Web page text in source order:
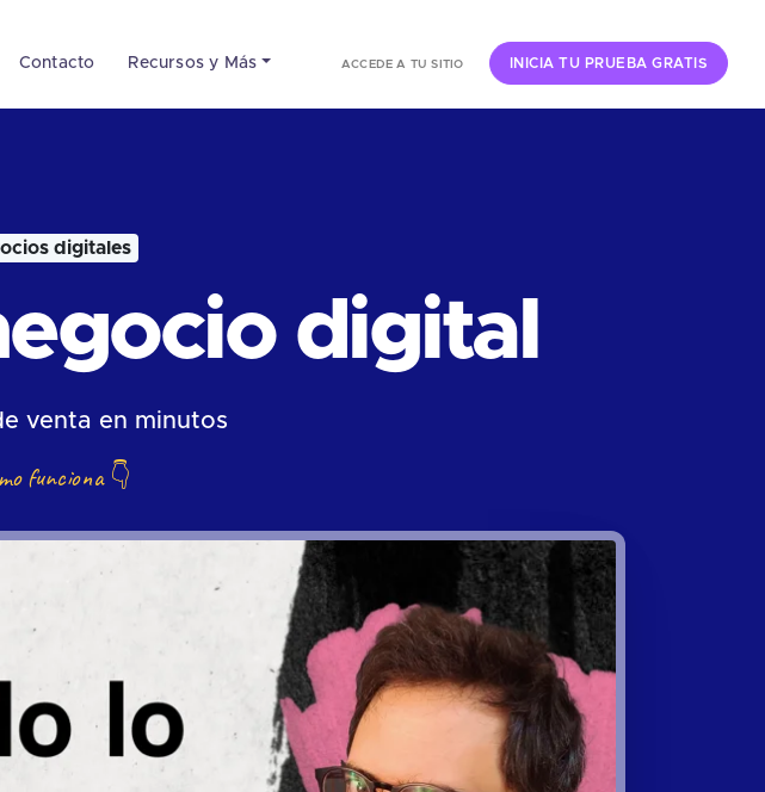
Contacto Recursos y Más ACCEDE A TU SITIO INICIA TU PRUEBA GRATIS
digitales
digital
venta en minutos
funciona 👇